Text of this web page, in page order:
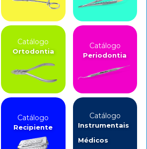
Catálogo
Ortodontia
Catálogo
Periodontia
Catálogo
Recipiente
Catálogo
Instrumentais
Médicos